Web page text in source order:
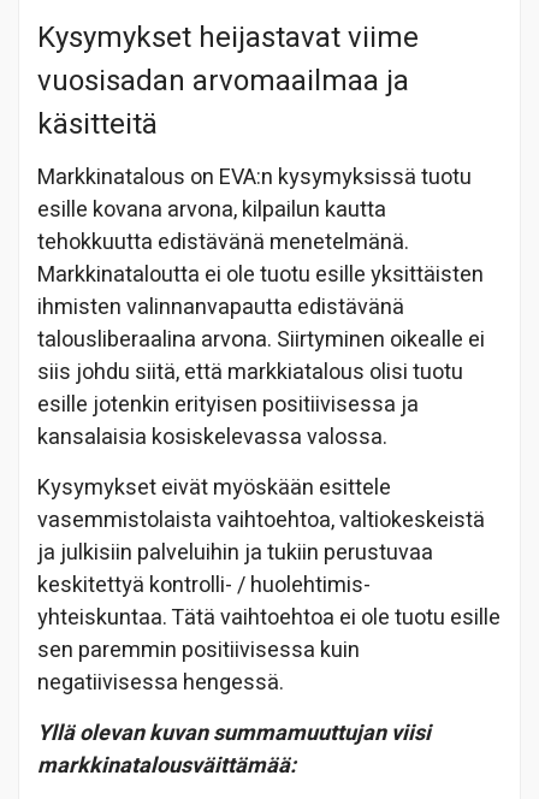
Kysymykset heijastavat viime
vuosisadan arvomaailmaa ja
käsitteitä
Markkinatalous on EVA:n kysymyksissä tuotu
esille kovana arvona, kilpailun kautta
tehokkuutta edistävänä menetelmänä.
Markkinataloutta ei ole tuotu esille yksittäisten
ihmisten valinnanvapautta edistävänä
talousliberaalina arvona. Siirtyminen oikealle ei
siis johdu siitä, että markkiatalous olisi tuotu
esille jotenkin erityisen positiivisessa ja
kansalaisia kosiskelevassa valossa.
Kysymykset eivät myöskään esittele
vasemmistolaista vaihtoehtoa, valtiokeskeistä
ja julkisiin palveluihin ja tukiin perustuvaa
keskitettyä kontrolli- / huolehtimis-
yhteiskuntaa. Tätä vaihtoehtoa ei ole tuotu esille
sen paremmin positiivisessa kuin
negatiivisessa hengessä.
Yllä olevan kuvan summamuuttujan viisi
markkinatalousväittämää: